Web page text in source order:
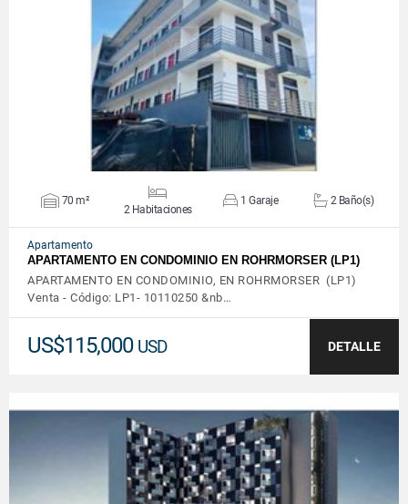
VER DETALLES
70 m²
2 Habitaciones
1 Garaje 2 Baño(s)
Apartamento
APARTAMENTO EN CONDOMINIO EN ROHRMORSER (LP1)
APARTAMENTO EN CONDOMINIO, EN ROHRMORSER (LP1)
Venta - Código: LP1- 10110250 &nb…
US$115,000 USD DETALLE